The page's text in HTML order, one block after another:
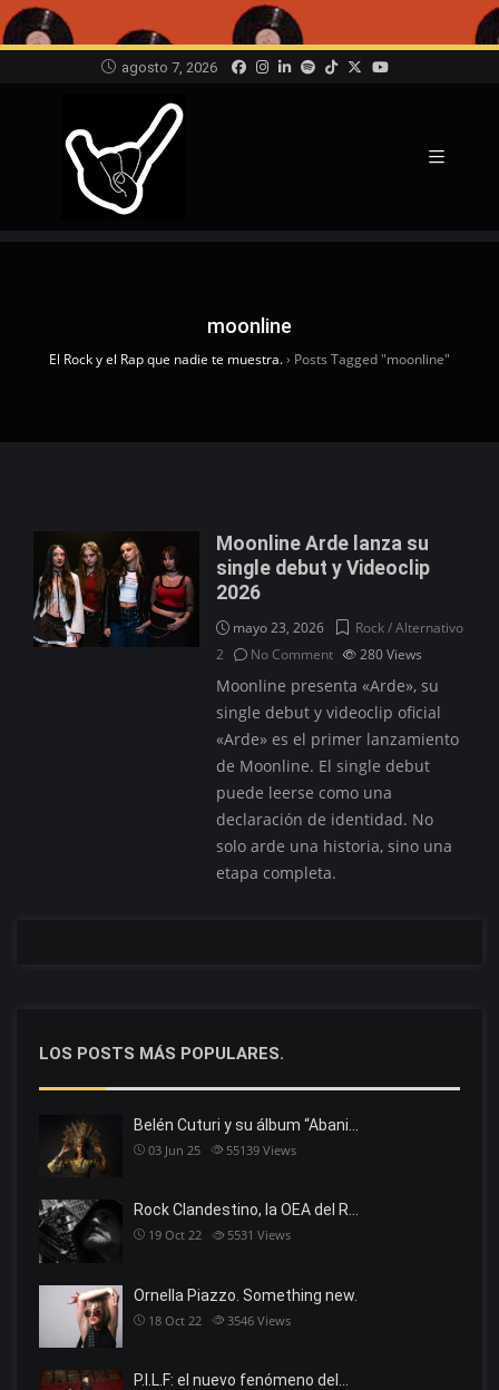
agosto 7, 2026
moonline
El Rock y el Rap que nadie te muestra.› Posts Tagged "moonline"
Moonline Arde lanza su
single debut y Videoclip
2026
mayo 23, 2026
Rock / Alternativo
2
No Comment 280Views
Moonline presenta «Arde», su
single debut y videoclip oficial
«Arde» es el primer lanzamiento
de Moonline. El single debut
puede leerse como una
declaración de identidad. No
solo arde una historia, sino una
etapa completa.
LOS POSTS MÁS POPULARES.
Belén Cuturi y su álbum “Abani…
03 Jun 25 55139 Views
Rock Clandestino, la OEA del R…
19 Oct 22 5531 Views
Ornella Piazzo. Something new.
18 Oct 22 3546 Views
P.I.L.F: el nuevo fenómeno del…